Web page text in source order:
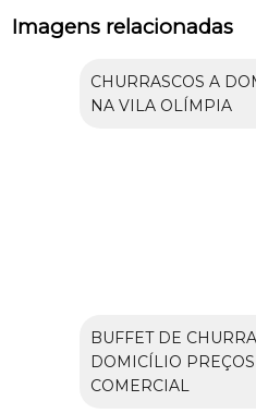
Imagens relacionadas
CHURRASCOS A
NA VILA OLÍMPIA
BUFFET DE
DOMICÍLIO
COMERCIAL